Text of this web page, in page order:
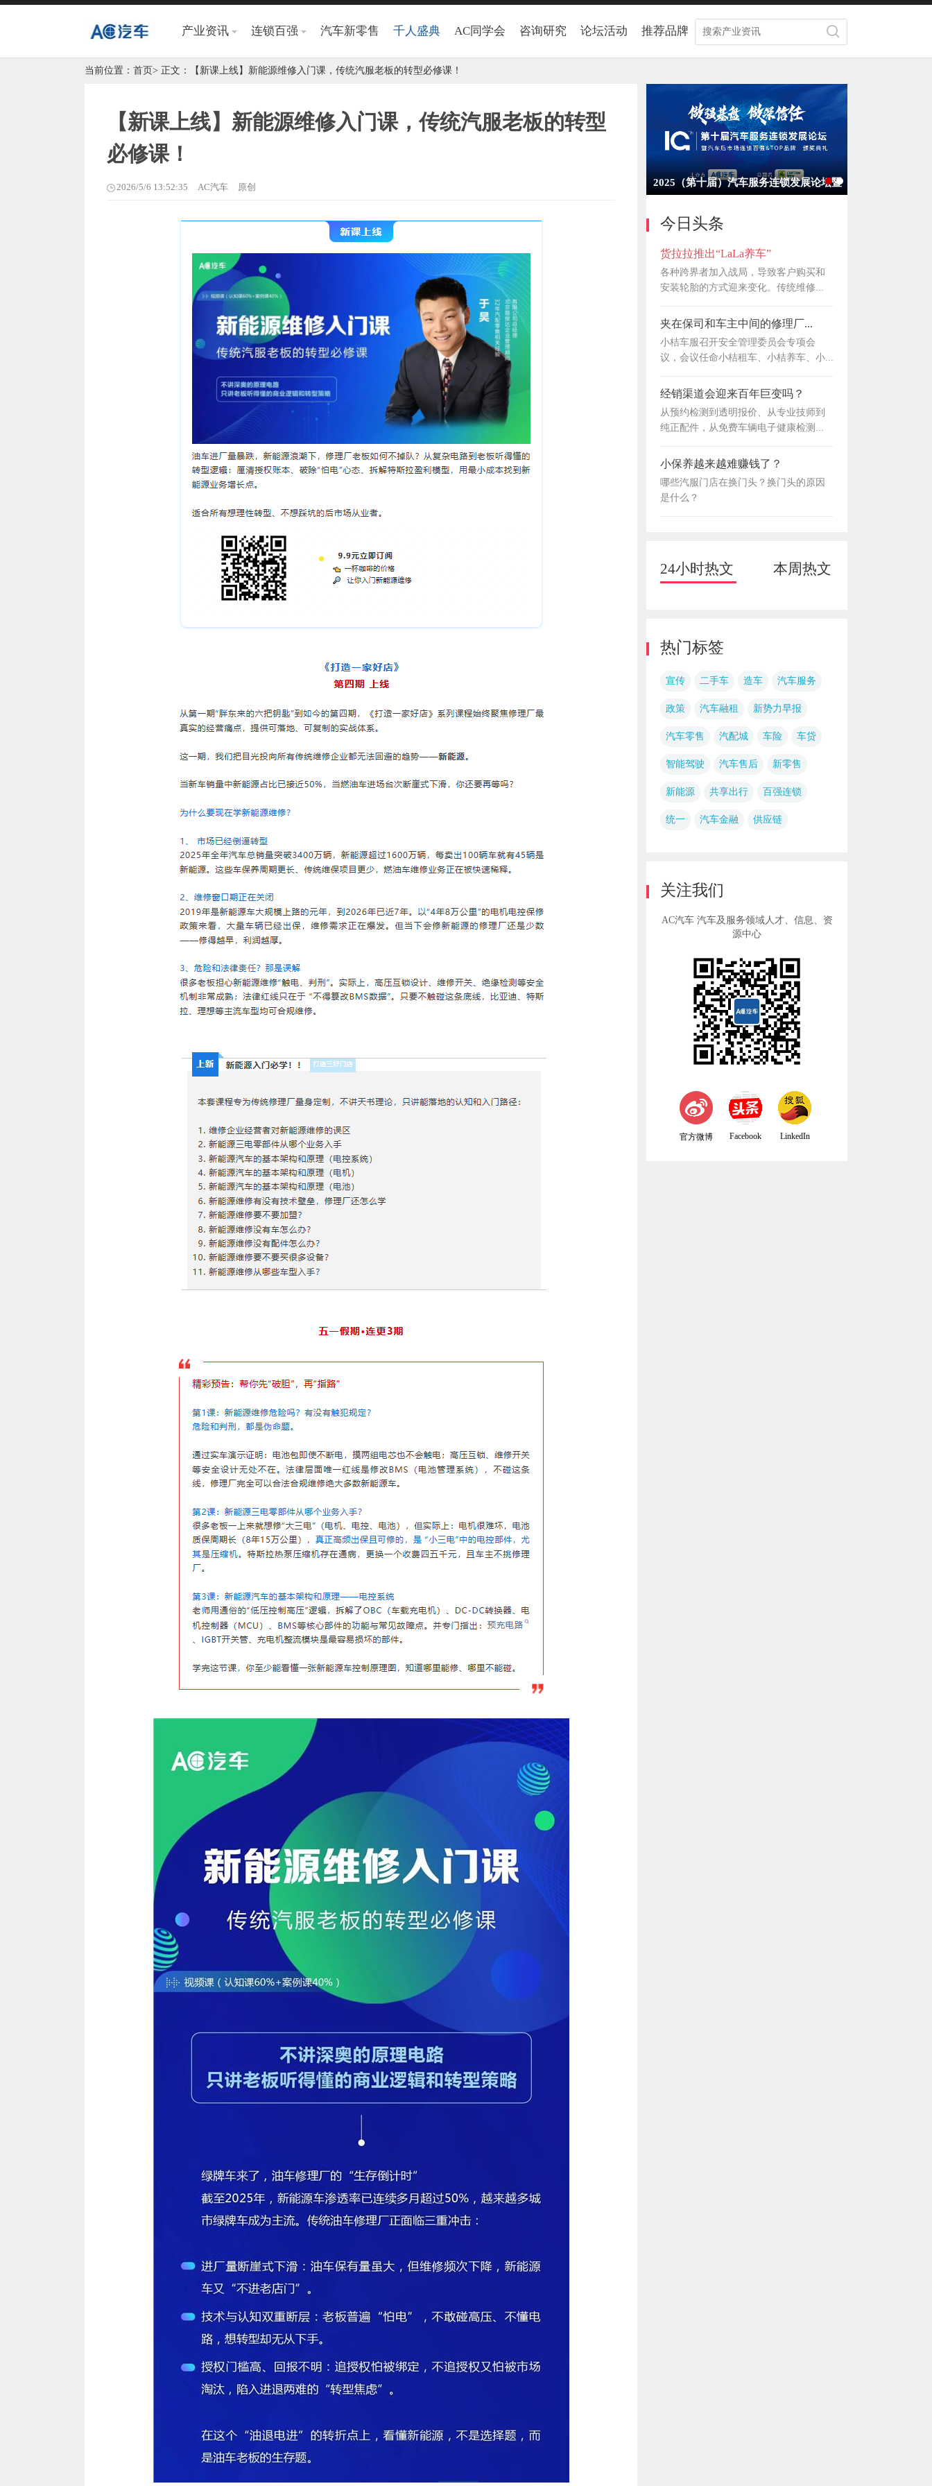
产业资讯 连锁百强 汽车新零售 千人盛典 AC同学会 咨询研究 论坛活动 推荐品牌
当前位置： 首页> 正文：【新课上线】新能源维修入门课，传统汽服老板的转型必修课！
【新课上线】新能源维修入门课，传统汽服老板的转型
必修课！
2026/5/6 13:52:35 AC汽车 原创 2025（第十届）汽车服务连锁发展论坛暨
汽车后市场连锁百强&TOP品牌颁奖典礼
今日头条
货拉拉推出“LaLa养车”
各种跨界者加入战局，导致客户购买和
安装轮胎的方式迎来变化。传统维修...
夹在保司和车主中间的修理厂...
小桔车服召开安全管理委员会专项会
议，会议任命小桔租车、小桔养车、小...
经销渠道会迎来百年巨变吗？
从预约检测到透明报价、从专业技师到
纯正配件，从免费车辆电子健康检测...
小保养越来越难赚钱了？
哪些汽服门店在换门头？换门头的原因
是什么？
24小时热文 本周热文
热门标签
宣传 二手车 造车 汽车服务
政策 汽车融租 新势力早报
汽车零售 汽配城 车险 车贷
智能驾驶 汽车售后 新零售
新能源 共享出行 百强连锁
统一 汽车金融 供应链
关注我们
AC汽车 汽车及服务领域人才、信息、资
源中心
官方微博 Facebook LinkedIn